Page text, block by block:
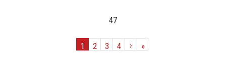
47
1 2 3 4 › »